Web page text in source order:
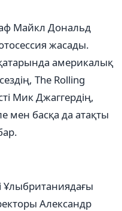
Майкл Дональд
жасады.
америкалық
The Rolling
Мик Джаггердің,
мен басқа да атақты
Ұлыбританиядағы
Александр